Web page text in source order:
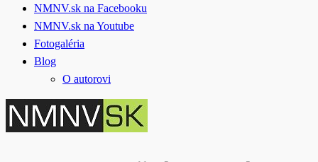
NMNV.sk na Facebooku
NMNV.sk na Youtube
Fotogaléria
Blog
O autorovi